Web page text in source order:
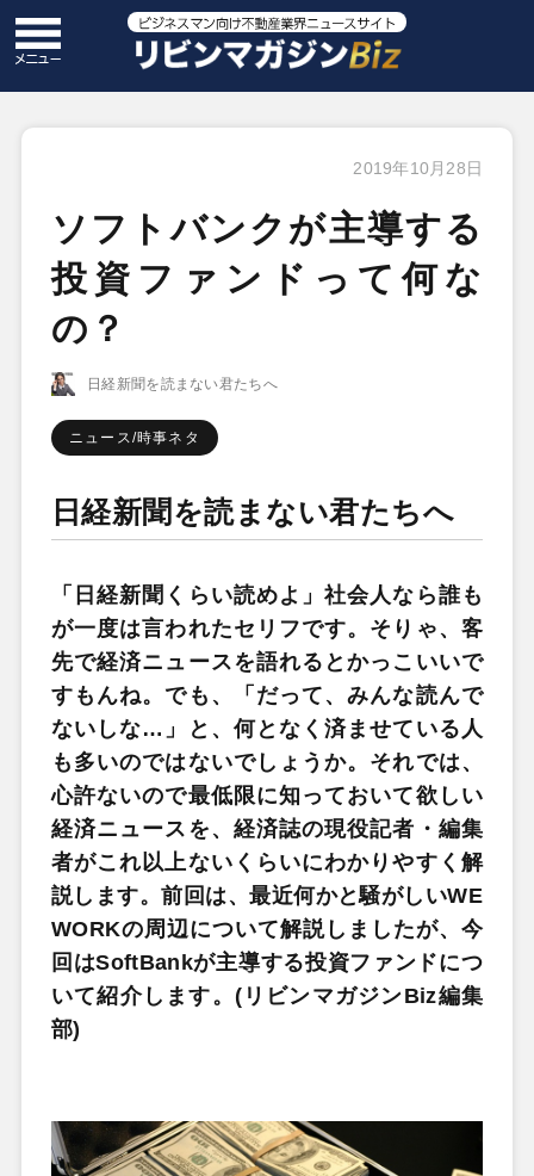
2019年10月28日
ソフトバンクが主導する
投資ファンドって何な
の？
日経新聞を読まない君たちへ
ニュース/時事ネタ
日経新聞を読まない君たちへ
「日経新聞くらい読めよ」社会人なら誰も
が一度は言われたセリフです。そりゃ、客
先で経済ニュースを語れるとかっこいいで
すもんね。でも、「だって、みんな読んで
ないしな…」と、何となく済ませている人
も多いのではないでしょうか。それでは、
心許ないので最低限に知っておいて欲しい
経済ニュースを、経済誌の現役記者・編集
者がこれ以上ないくらいにわかりやすく解
説します。前回は、最近何かと騒がしいWE
WORKの周辺について解説しましたが、今
回はSoftBankが主導する投資ファンドにつ
いて紹介します。(リビンマガジンBiz編集
部)